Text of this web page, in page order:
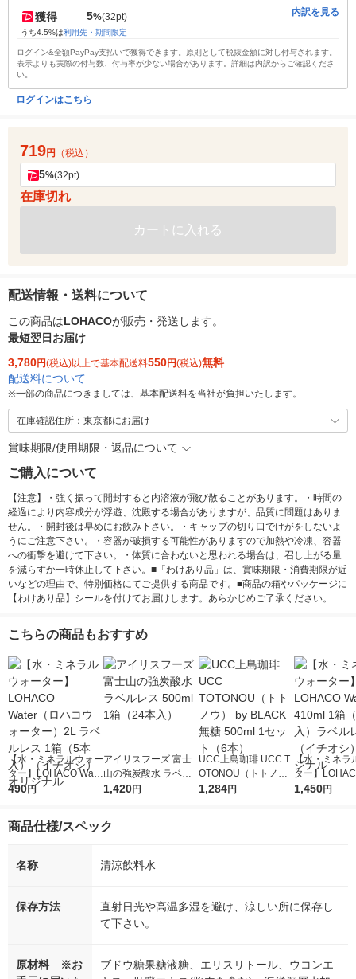
獲得 5%(32pt)
うち4.5%は利用先・期間限定
内訳を見る
ログイン&全額PayPay支払いで獲得できます。原則として税抜金額に対し付与されます。
表示よりも実際の付与数、付与率が少ない場合があります。詳細は内訳からご確認くださ
い。
ログインはこちら
719円 （税込）
5%(32pt)
在庫切れ
カートに入れる
配送情報・送料について
この商品はLOHACOが販売・発送します。
最短翌日お届け
3,780円(税込)以上で基本配送料550円(税込)無料
配送料について
※一部の商品につきましては、基本配送料を当社が負担いたします。
在庫確認住所：東京都にお届け
賞味期限/使用期限・返品について
ご購入について
【注意】・強く振って開封すると内溶液が飛び散ることがあります。・時間の
経過により内容成分が浮遊、沈殿する場合がありますが、品質に問題はありま
せん。・開封後は早めにお飲み下さい。・キャップの切り口でけがをしないよ
うにご注意下さい。・容器が破損する可能性がありますので加熱や冷凍、容器
への衝撃を避けて下さい。・体質に合わないと思われる場合は、召し上がる量
を減らすか一時休止して下さい。■「わけあり品」は、賞味期限・消費期限が近
いなどの理由で、特別価格にてご提供する商品です。■商品の箱やパッケージに
【わけあり品】シールを付けてお届けします。あらかじめご了承ください。
こちらの商品もおすすめ
【水・ミネラルウォー
ター】LOHACO Wate
r（ロハコウォータ
シ） オリジナル
490円
アイリスフーズ 富士
山の強炭酸水 ラベル
レス 500ml 1箱（24
1,420円
UCC上島珈琲 UCC T
OTONOU（トトノ
ウ） by BLACK無糖 5
1,284円
【水・ミネラ
ター】
r 410ml 1箱（
1,450円
商品仕様/スペック
名称 清涼飲料水
保存方法
直射日光や高温多湿を避け、涼しい所に保存し
て下さい。
原材料 ※お
ブドウ糖果糖液糖、エリスリトール、ウコンエ